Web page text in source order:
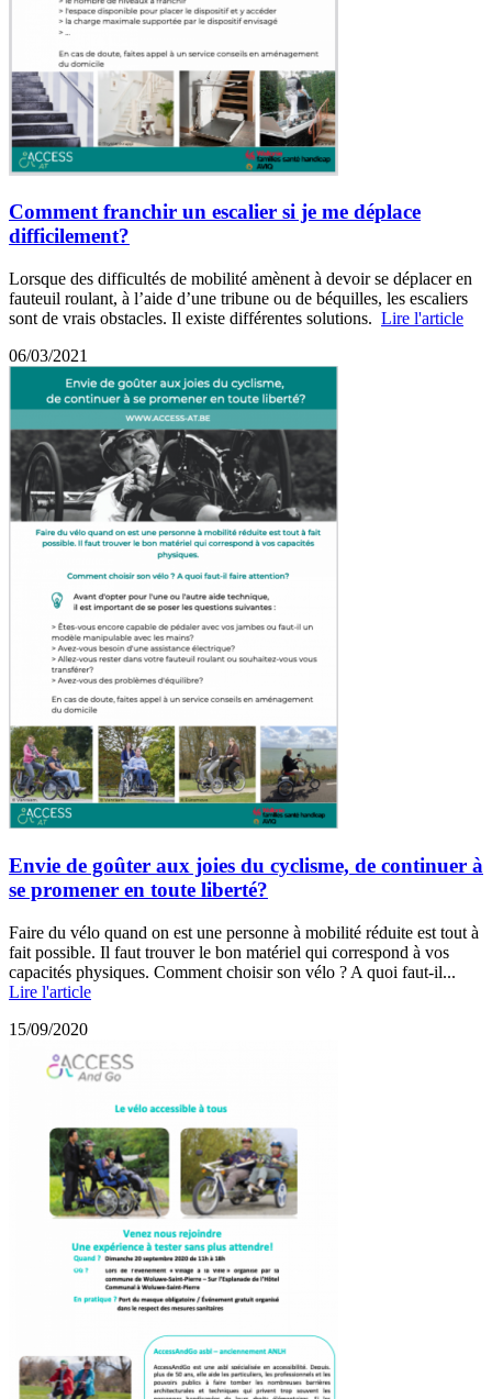
Comment franchir un escalier si je me déplace
difficilement?
Lorsque des difficultés de mobilité amènent à devoir se déplacer en
fauteuil roulant, à l’aide d’une tribune ou de béquilles, les escaliers
sont de vrais obstacles. Il existe différentes solutions. Lire l'article
06/03/2021
Envie de goûter aux joies du cyclisme, de continuer à
se promener en toute liberté?
Faire du vélo quand on est une personne à mobilité réduite est tout à
fait possible. Il faut trouver le bon matériel qui correspond à vos
capacités physiques. Comment choisir son vélo ? A quoi faut-il...
Lire l'article
15/09/2020